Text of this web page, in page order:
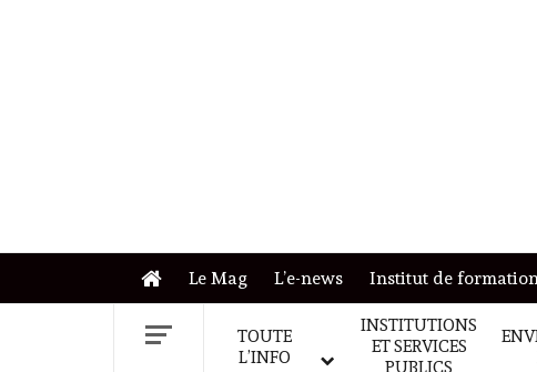
Le Mag L’e-news Institut de
TOUTE
L’INFO
INSTITUTIONS
ET SERVICES
PUBLICS